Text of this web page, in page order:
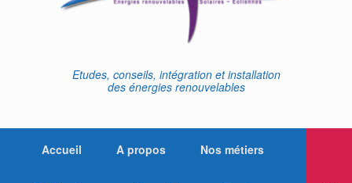
Etudes, conseils, intégration et installation
des énergies renouvelables
Accueil A propos Nos métiers